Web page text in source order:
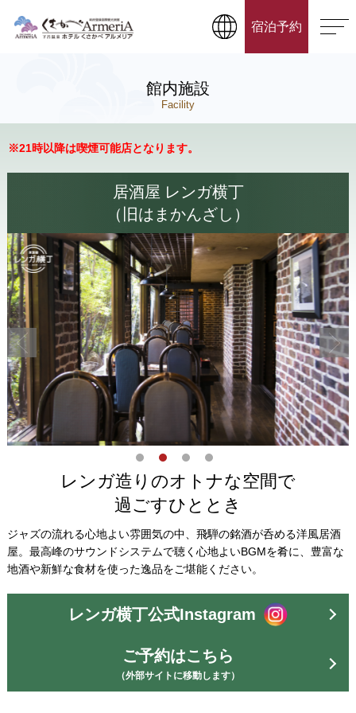
宿泊予約
館内施設
Facility
※21時以降は喫煙可能店となります。
居酒屋 レンガ横丁
（旧はまかんざし）
レンガ造りのオトナな空間で
過ごすひととき
ジャズの流れる心地よい雰囲気の中、飛騨の銘酒が呑める洋風居酒
屋。最高峰のサウンドシステムで聴く心地よいBGMを肴に、豊富な
地酒や新鮮な食材を使った逸品をご堪能ください。
レンガ横丁公式Instagram
ご予約はこちら
（外部サイトに移動します）